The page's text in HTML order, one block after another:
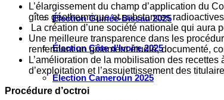
Élection Guinée-Bissau 2025
Élection Côte d’Ivoire 2025
Élection Cameroun 2025
L’élargissement du champ d’application du
gîtes géothermique et substances
La création d’une société nationale qui aura
Une meilleure transparence dans les
renfermant un gisement étudié, documenté,
L’amélioration de la mobilisation des
d’exploitation et l’assujettissement des
Procédure d’octroi